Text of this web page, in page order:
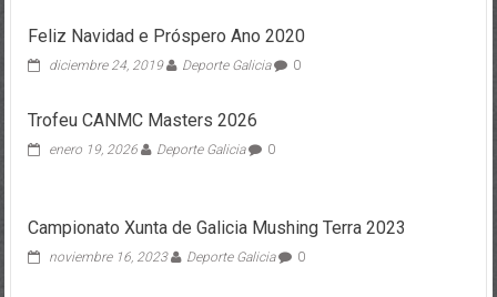
Feliz Navidad e Próspero Ano 2020
diciembre 24, 2019 Deporte Galicia 0
Trofeu CANMC Masters 2026
enero 19, 2026 Deporte Galicia 0
Campionato Xunta de Galicia Mushing Terra 2023
noviembre 16, 2023 Deporte Galicia 0